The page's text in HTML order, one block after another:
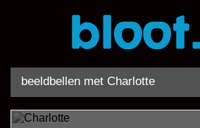
beeldbellen met Charlotte